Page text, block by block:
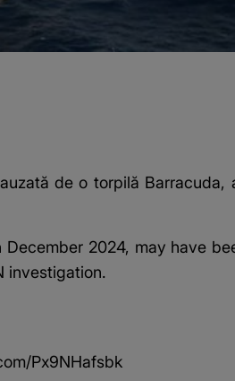
de o torpilă Barracuda,
2024, may have
investigation.
Px9NHafsbk